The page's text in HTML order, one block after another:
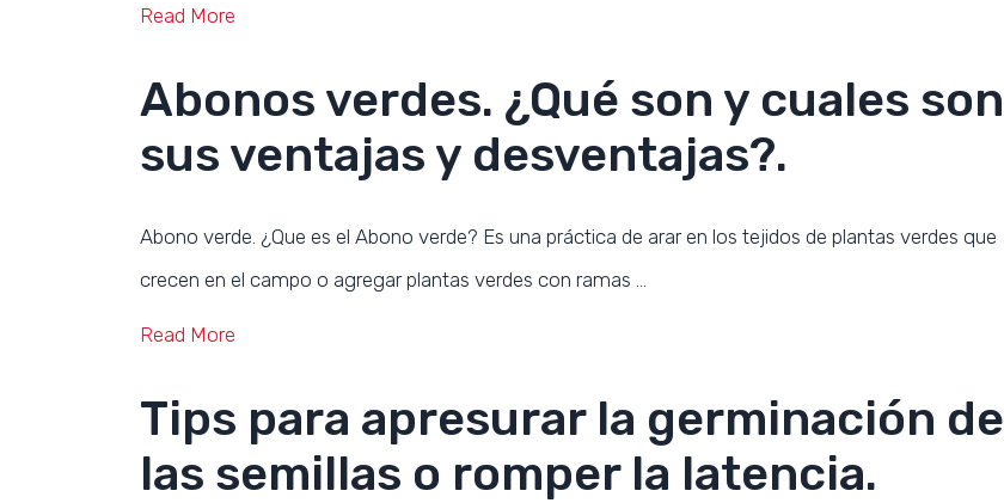
Read More
Abonos verdes. ¿Qué son y cuales son
sus ventajas y desventajas?.
Abono verde. ¿Que es el Abono verde? Es una práctica de arar en los tejidos de plantas verdes que
crecen en el campo o agregar plantas verdes con ramas …
Read More
Tips para apresurar la germinación de
las semillas o romper la latencia.